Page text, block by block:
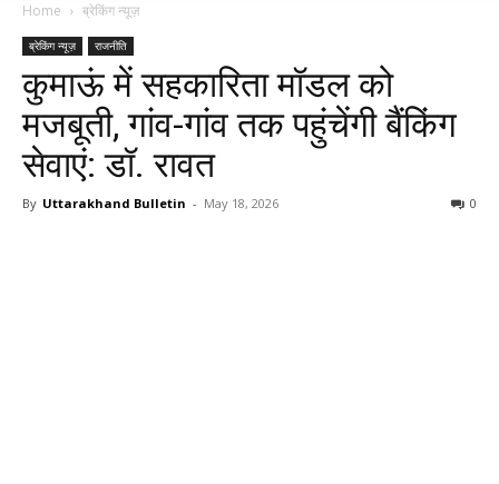
Home ब्रेकिंग न्यूज़
ब्रेकिंग न्यूज़ राजनीति
कुमाऊं में सहकारिता मॉडल को
मजबूती, गांव-गांव तक पहुंचेंगी बैंकिंग
सेवाएं: डॉ. रावत
By Uttarakhand Bulletin - May 18, 2026 0